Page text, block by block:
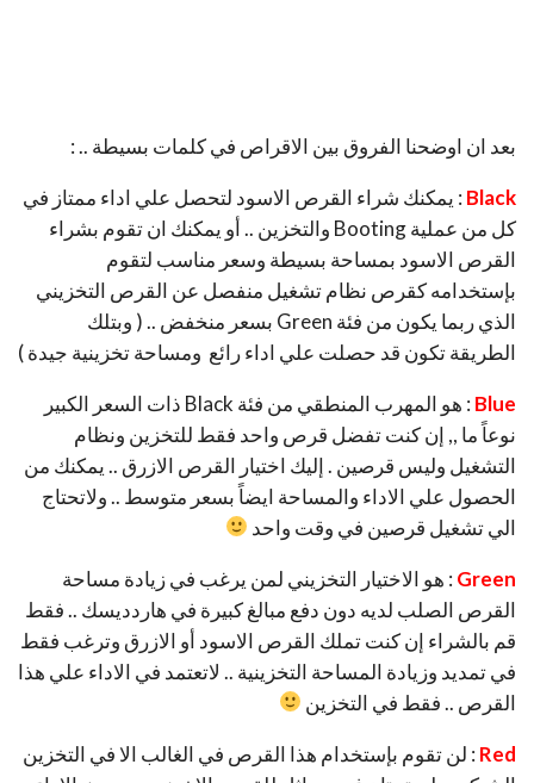
Blue
: هو المهرب المنطقي من فئة Black ذات السعر الكبير
نوعاً ما ,, إن كنت تفضل قرص واحد فقط للتخزين ونظام
التشغيل وليس قرصين . إليك اختيار القرص الازرق .. يمكنك من
الحصول علي الاداء والمساحة ايضاً بسعر متوسط .. ولاتحتاج
الي تشغيل قرصين في وقت واحد
Green
: هو الاختيار التخزيني لمن يرغب في زيادة مساحة
القرص الصلب لديه دون دفع مبالغ كبيرة في هاردديسك .. فقط
قم بالشراء إن كنت تملك القرص الاسود أو الازرق وترغب فقط
في تمديد وزيادة المساحة التخزينية .. لاتعتمد في الاداء علي هذا
القرص .. فقط في التخزين
Red
: لن تقوم بإستخدام هذا القرص في الغالب الا في التخزين
الشبكي .. لن تحتاج فهو مماثل للقرص الاخضر من حيث الاداء
البسيط .. والمساحة العالية رخيصة الثمن ولكن مخصص
للشبكات بشكل افضل
ـــــــــــــــــــ
الأن وقد علمت الفروق بين الوان اقراص كافيار من ويسترن
ديجيتال .. اي قرص تفضل شراؤه ؟
( شخصياً أفضل القرص الأسود + الاخضر )